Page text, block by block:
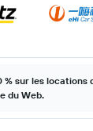
% sur les locations
du Web.